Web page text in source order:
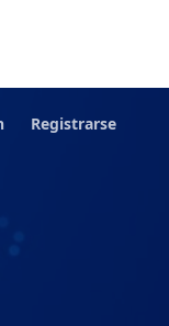
Registrarse